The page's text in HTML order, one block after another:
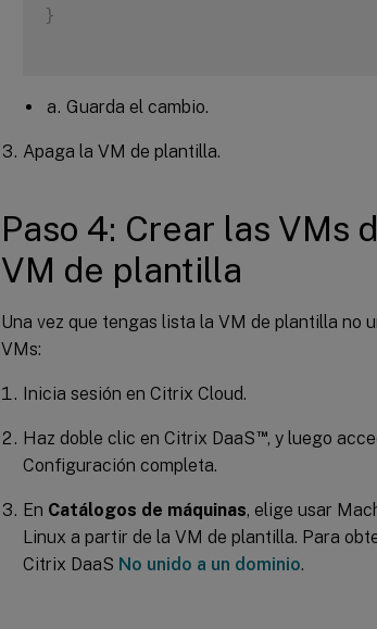
}
Guarda el cambio.
Apaga la VM de plantilla.
Paso 4: Crear las VMs
VM de plantilla
Una vez que tengas lista la VM de plantilla no
VMs:
Inicia sesión en Citrix Cloud.
Haz doble clic en Citrix DaaS™, y luego
Configuración completa.
En Catálogos de máquinas, elige usar
Linux a partir de la VM de plantilla. Para
Citrix DaaS No unido a un dominio.